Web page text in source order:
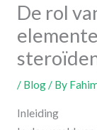
De rol
/ Blog/ By
Inleiding